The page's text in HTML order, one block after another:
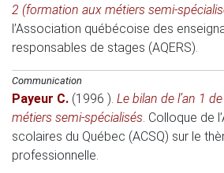
2 (formation aux métiers semi-
l’Association québécoise des
responsables de stages (AQERS).
Communication
Payeur C. (1996 ). Le bilan de l’an 1
métiers semi-spécialisés. Colloque de
scolaires du Québec (ACSQ) sur le
professionnelle.